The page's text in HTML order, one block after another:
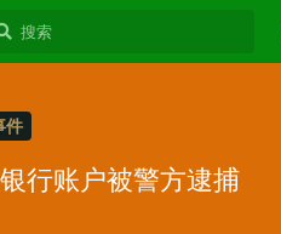
件
行账户被警方逮捕